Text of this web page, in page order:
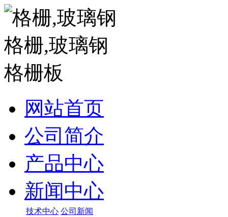
网站首页
公司简介
产品中心
新闻中心
技术中心 公司新闻